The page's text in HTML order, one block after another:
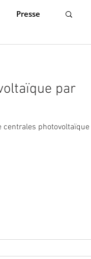
Presse
par
audits de centrales photovoltaïque